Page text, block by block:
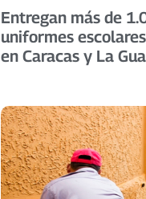
Entregan más de
uniformes
en Caracas y La